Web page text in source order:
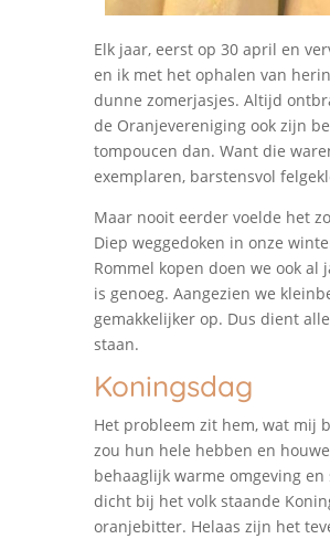
Elk jaar, eerst op 30 april en
en ik met het ophalen van
dunne zomerjasjes. Altijd
de Oranjevereniging ook zijn
tompoucen dan. Want die
exemplaren, barstensvol
Maar nooit eerder voelde het
Diep weggedoken in onze
Rommel kopen doen we ook
is genoeg. Aangezien we
gemakkelijker op. Dus dient
staan.
Koningsdag
Het probleem zit hem, wat mij
zou hun hele hebben en
behaaglijk warme omgeving
dicht bij het volk staande
oranjebitter. Helaas zijn het